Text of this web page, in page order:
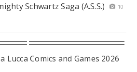
Schwartz Saga (A.S.S.)
10
Lucca Comics and Games 2026